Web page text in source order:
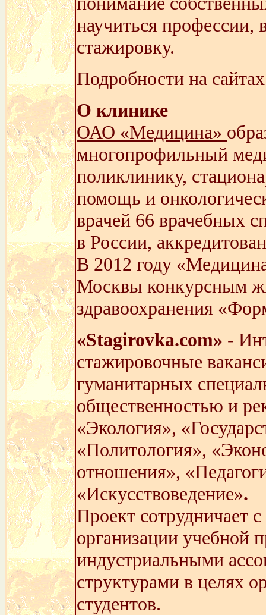
научиться
стажировку.
Подробности на
О клинике
ОАО «Медицина»
многопрофильный
поликлинику,
помощь и
врачей 66 врачебных
в России,
В 2012 году
Москвы конкурсным
здравоохранения
«Stagirovka.com» -
стажировочные
гуманитарных
общественностью и
«Экология»,
«Политология»,
отношения»,
«Искусствоведение».
Проект сотрудничает
организации учебной
индустриальными
структурами в целях
студентов.